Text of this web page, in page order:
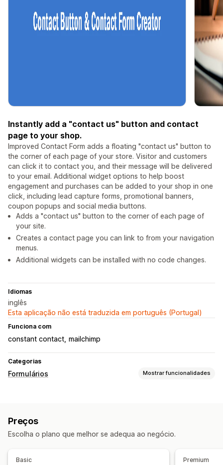
Instantly add a "contact us" button and contact
page to your shop.
Improved Contact Form adds a floating "contact us" button to
the corner of each page of your store. Visitor and customers
can click it to contact you, and their message will be delivered
to your email. Additional widget options to help boost
engagement and purchases can be added to your shop in one
click, including lead capture forms, promotional banners,
coupon popups and social media buttons.
Adds a "contact us" button to the corner of each page of
your site.
Creates a contact page you can link to from your navigation
menus.
Additional widgets can be installed with no code changes.
Idiomas
inglês
Esta aplicação não está traduzida em português (Portugal)
Funciona com
constant contact mailchimp
Categorias
Formulários Mostrar funcionalidades
Newsletters
Venda grossista
Preços
Escolha o plano que melhor se adequa ao negócio.
Basic Premium